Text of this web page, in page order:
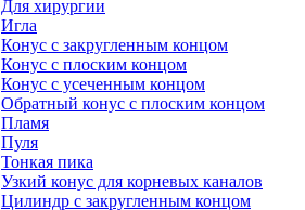
Для хирургии
Игла
Конус с закругленным концом
Конус с плоским концом
Конус с усеченным концом
Обратный конус с плоским концом
Пламя
Пуля
Тонкая пика
Узкий конус для корневых каналов
Цилиндр с закругленным концом